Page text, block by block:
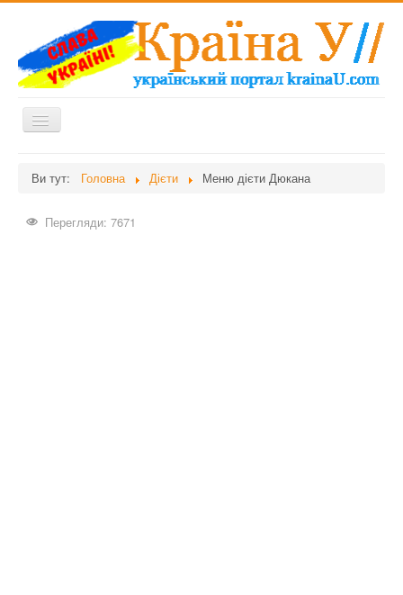
Перемикач
навігації
Здоров'я
Ви тут: Головна Дієти Меню дієти Дюкана
Перегляди: 7671